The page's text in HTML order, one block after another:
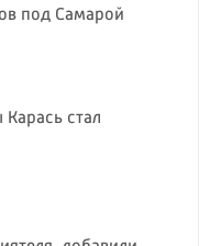
под Самарой
стал